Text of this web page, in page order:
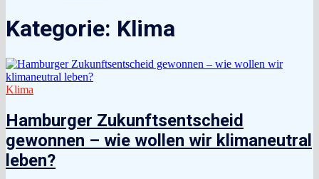
Kategorie: Klima
Klima
Hamburger Zukunftsentscheid
gewonnen – wie wollen wir klimaneutral
leben?